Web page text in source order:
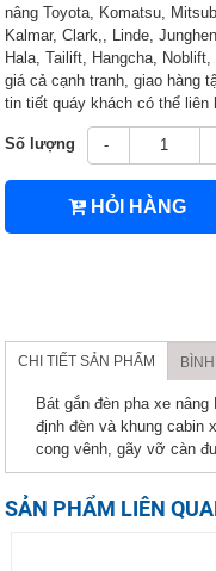
nâng Toyota, Komatsu,
Kalmar, Clark,, Linde,
Hala, Tailift, Hangcha,
giá cả cạnh tranh, giao hàng
tin tiết quáy khách có thể liên
Số lượng -
HỎI HÀNG
CHI TIẾT SẢN PHẨM
Bát gắn đèn pha xe
định đèn và khung cabin
cong vênh, gãy vỡ càn
SẢN PHẨM LIÊN